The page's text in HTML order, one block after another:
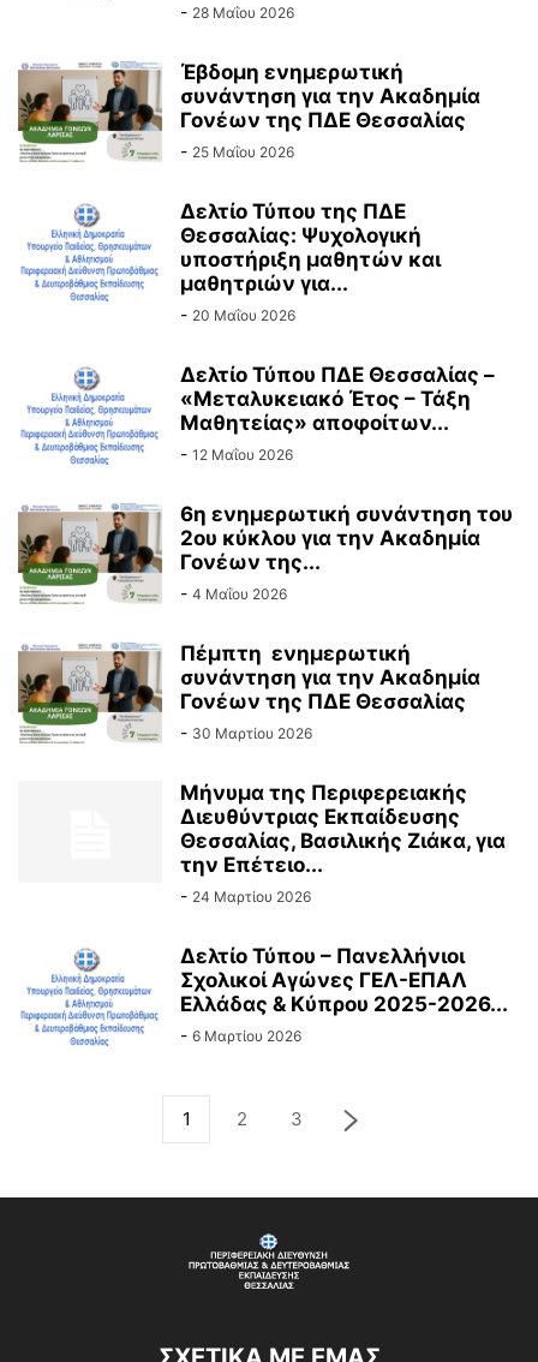
- 28 Μαΐου 2026
Έβδομη ενημερωτική
συνάντηση για την Ακαδημία
Γονέων της ΠΔΕ Θεσσαλίας
- 25 Μαΐου 2026
Δελτίο Τύπου της ΠΔΕ
Θεσσαλίας: Ψυχολογική
υποστήριξη μαθητών και
μαθητριών για...
- 20 Μαΐου 2026
Δελτίο Τύπου ΠΔΕ Θεσσαλίας –
«Μεταλυκειακό Έτος – Τάξη
Μαθητείας» αποφοίτων...
- 12 Μαΐου 2026
6η ενημερωτική συνάντηση του
2ου κύκλου για την Ακαδημία
Γονέων της...
- 4 Μαΐου 2026
Πέμπτη ενημερωτική
συνάντηση για την Ακαδημία
Γονέων της ΠΔΕ Θεσσαλίας
- 30 Μαρτίου 2026
Μήνυμα της Περιφερειακής
Διευθύντριας Εκπαίδευσης
Θεσσαλίας, Βασιλικής Ζιάκα, για
την Επέτειο...
- 24 Μαρτίου 2026
Δελτίο Τύπου – Πανελλήνιοι
Σχολικοί Αγώνες ΓΕΛ-ΕΠΑΛ
Ελλάδας & Κύπρου 2025-2026...
- 6 Μαρτίου 2026
1 2 3